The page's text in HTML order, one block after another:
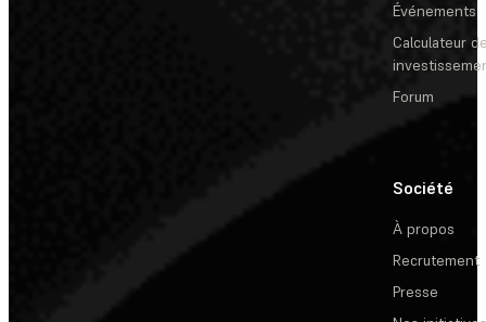
Événements
Calculateur
Forum
Société
À propos
Recrutement
Presse